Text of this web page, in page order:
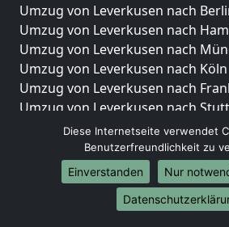
Umzug von Leverkusen nach
Umzug von Leverkusen nach
Umzug von Leverkusen nach
Umzug von Leverkusen nach Köln
Umzug von Leverkusen nach
Umzug von Leverkusen nach
Umzug von Leverkusen nach
Umzug von Leverkusen nach
Umzug von Leverkusen nach
Umzug von Leverkusen nach
Umzug von Leverkusen nach
Diese Internetseite verwendet
Benutzerfreundlichkeit zu
Einverstanden
Nur